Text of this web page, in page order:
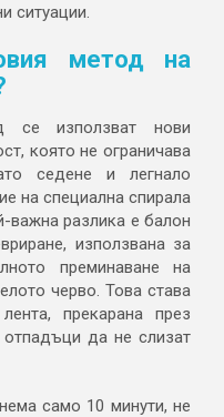
ситуации.
метод на
се използват нови
която не ограничава
седене и легнало
на специална спирала
важна разлика е балон
използвана за
преминаване на
черво. Това става
прекарана през
отпадъци да не слизат
само 10 минути, не